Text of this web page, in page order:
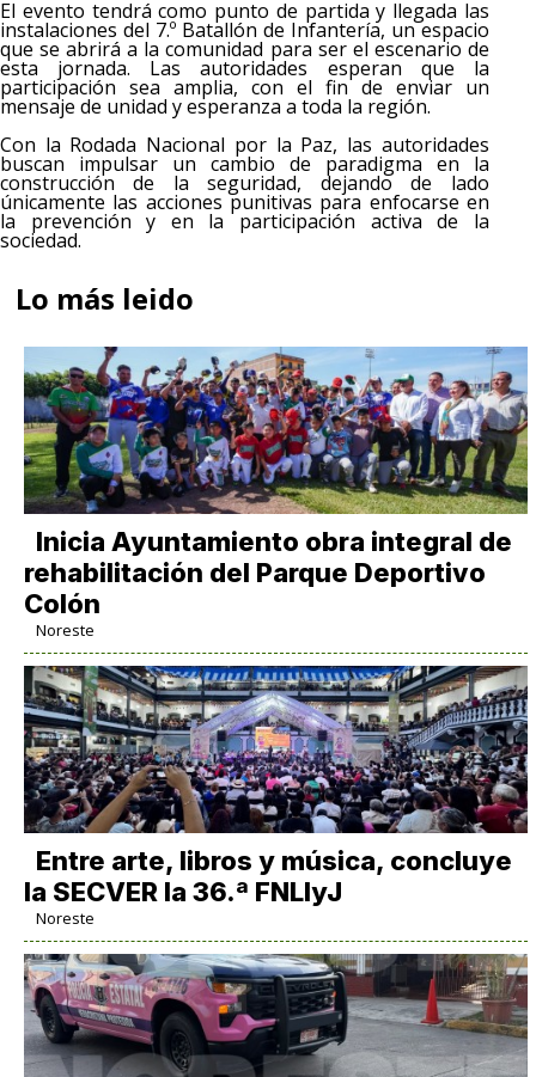
El evento tendrá como punto de partida y llegada las
instalaciones del 7.º Batallón de Infantería, un espacio
que se abrirá a la comunidad para ser el escenario de
esta jornada. Las autoridades esperan que la
participación sea amplia, con el fin de enviar un
mensaje de unidad y esperanza a toda la región.
Con la Rodada Nacional por la Paz, las autoridades
buscan impulsar un cambio de paradigma en la
construcción de la seguridad, dejando de lado
únicamente las acciones punitivas para enfocarse en
la prevención y en la participación activa de la
sociedad.
Lo más leido
Inicia Ayuntamiento obra integral de
rehabilitación del Parque Deportivo
Colón
Noreste
Entre arte, libros y música, concluye
la SECVER la 36.ª FNLIyJ
Noreste